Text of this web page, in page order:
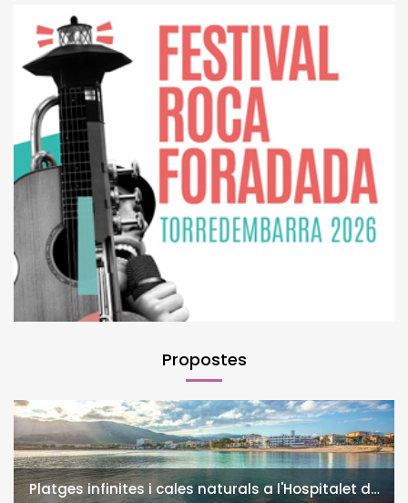
Propostes
Platges infinites i cales naturals a l'Hospitalet de